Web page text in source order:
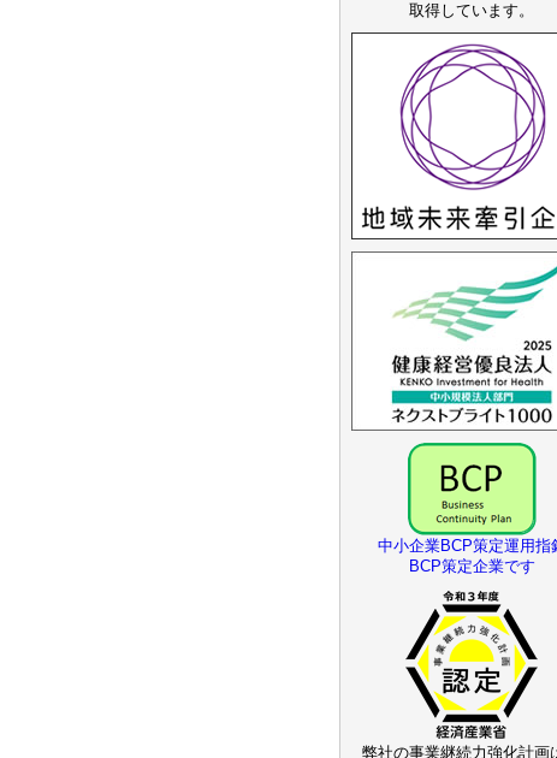
取得しています。
中小企業BCP策定運用指
BCP策定企業です
弊社の事業継続力強化計画